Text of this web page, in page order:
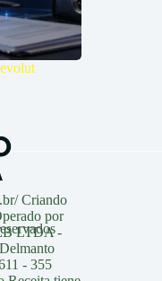
Criando
por
LTDA -
- 355